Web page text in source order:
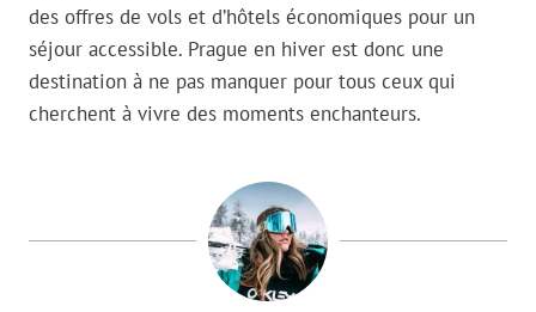
des offres de vols et d’hôtels économiques pour un
séjour accessible. Prague en hiver est donc une
destination à ne pas manquer pour tous ceux qui
cherchent à vivre des moments enchanteurs.